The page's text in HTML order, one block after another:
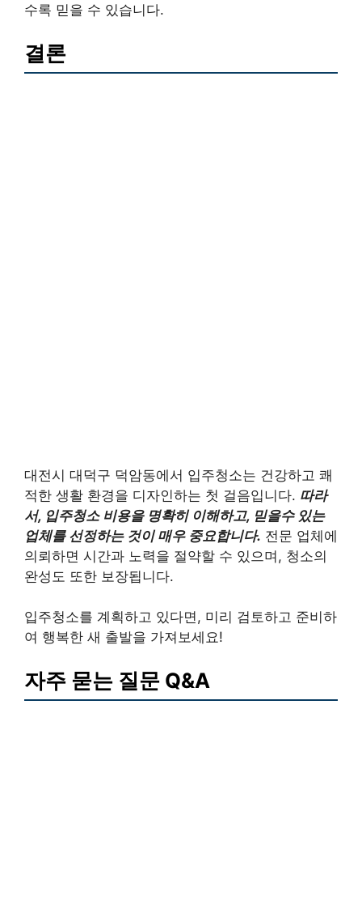
수록 믿을 수 있습니다.
결론
대전시 대덕구 덕암동에서 입주청소는 건강하고 쾌
적한 생활 환경을 디자인하는 첫 걸음입니다. 따라
서, 입주청소 비용을 명확히 이해하고, 믿을수 있는
업체를 선정하는 것이 매우 중요합니다. 전문 업체에
의뢰하면 시간과 노력을 절약할 수 있으며, 청소의
완성도 또한 보장됩니다.
입주청소를 계획하고 있다면, 미리 검토하고 준비하
여 행복한 새 출발을 가져보세요!
자주 묻는 질문 Q&A